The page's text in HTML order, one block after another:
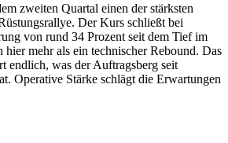
zweiten Quartal einen der stärksten
Der Kurs schließt bei
von rund 34 Prozent seit dem Tief im
mehr als ein technischer Rebound. Das
endlich, was der Auftragsberg seit
Operative Stärke schlägt die Erwartungen